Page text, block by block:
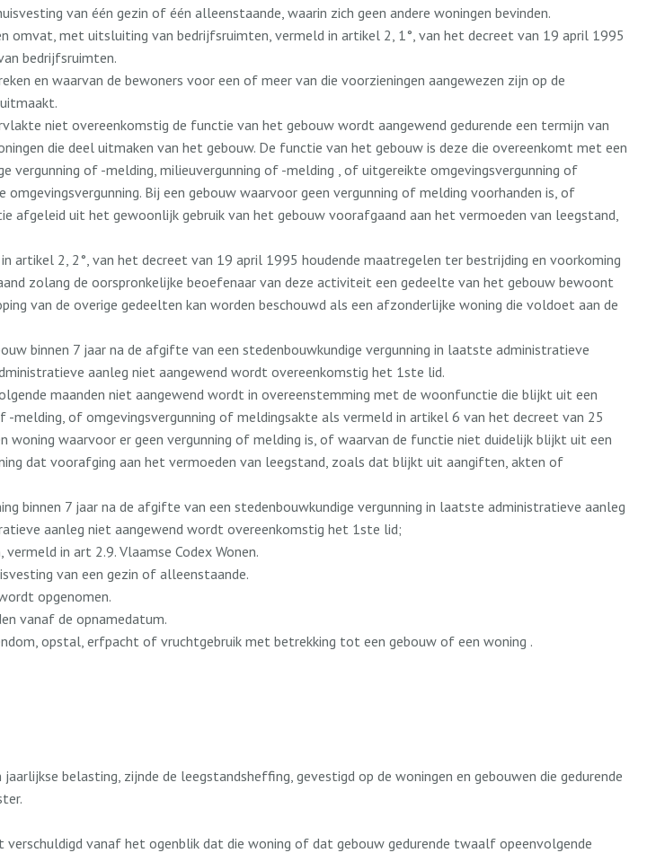
van één gezin of één alleenstaande, waarin zich geen andere woningen bevinden.
met uitsluiting van bedrijfsruimten, vermeld in artikel 2, 1°, van het decreet van 19 april 1995
bedrijfsruimten.
en waarvan de bewoners voor een of meer van die voorzieningen aangewezen zijn op de
niet overeenkomstig de functie van het gebouw wordt aangewend gedurende een termijn van
die deel uitmaken van het gebouw. De functie van het gebouw is deze die overeenkomt met een
of -melding, milieuvergunning of -melding , of uitgereikte omgevingsvergunning of
Bij een gebouw waarvoor geen vergunning of melding voorhanden is, of
uit het gewoonlijk gebruik van het gebouw voorafgaand aan het vermoeden van leegstand,
2, 2°, van het decreet van 19 april 1995 houdende maatregelen ter bestrijding en voorkoming
zolang de oorspronkelijke beoefenaar van deze activiteit een gedeelte van het gebouw bewoont
van de overige gedeelten kan worden beschouwd als een afzonderlijke woning die voldoet aan de
binnen 7 jaar na de afgifte van een stedenbouwkundige vergunning in laatste administratieve
aanleg niet aangewend wordt overeenkomstig het 1ste lid.
maanden niet aangewend wordt in overeenstemming met de woonfunctie die blijkt uit een
melding, of omgevingsvergunning of meldingsakte als vermeld in artikel 6 van het decreet van 25
waarvoor er geen vergunning of melding is, of waarvan de functie niet duidelijk blijkt uit een
dat voorafging aan het vermoeden van leegstand, zoals dat blijkt uit aangiften, akten of
binnen 7 jaar na de afgifte van een stedenbouwkundige vergunning in laatste administratieve aanleg
aanleg niet aangewend wordt overeenkomstig het 1ste lid;
in art 2.9. Vlaamse Codex Wonen.
van een gezin of alleenstaande.
opgenomen.
vanaf de opnamedatum.
opstal, erfpacht of vruchtgebruik met betrekking tot een gebouw of een woning .
belasting, zijnde de leegstandsheffing, gevestigd op de woningen en gebouwen die gedurende
vanaf het ogenblik dat die woning of dat gebouw gedurende twaalf opeenvolgende